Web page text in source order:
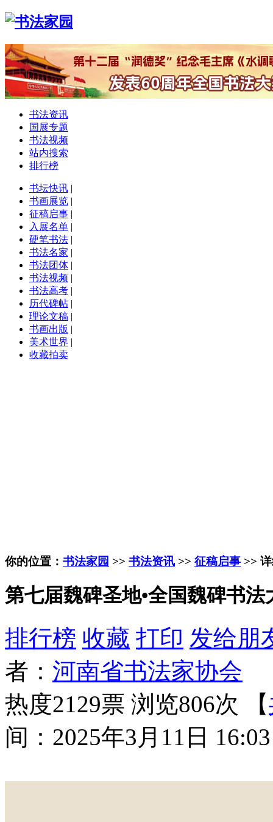
书法资讯
国展专题
书法视频
站内搜索
排行榜
书坛快讯 |
书画展览 |
征稿启事 |
入展名单 |
硬笔书法 |
书法名家 |
书法团体 |
书法视频 |
书法高考 |
历代碑帖 |
理论文稿 |
书画出版 |
美术世界 |
收藏拍卖
你的位置： 书法家园 >> 书法资讯 >> 征稿启事 >>
第七届魏碑圣地•全国魏碑书
排行榜 收藏 打印 发给朋
者： 河南省书法家协会
热度2129票 浏览806次 【
间：2025年3月11日 16:03